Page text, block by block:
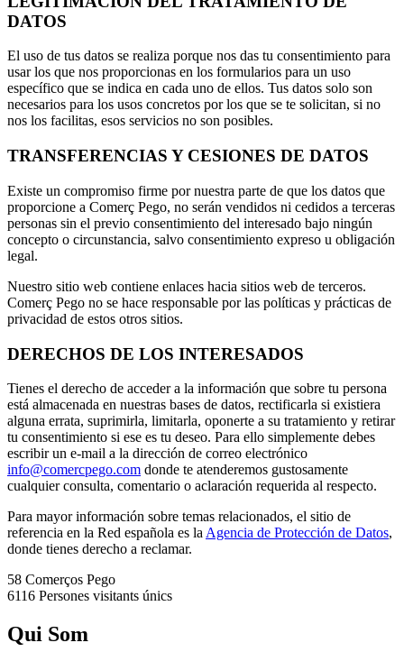
DATOS
El uso de tus datos se realiza porque nos das tu consentimiento para
usar los que nos proporcionas en los formularios para un uso
específico que se indica en cada uno de ellos. Tus datos solo son
necesarios para los usos concretos por los que se te solicitan, si no
nos los facilitas, esos servicios no son posibles.
TRANSFERENCIAS Y CESIONES DE DATOS
Existe un compromiso firme por nuestra parte de que los datos que
proporcione a Comerç Pego, no serán vendidos ni cedidos a terceras
personas sin el previo consentimiento del interesado bajo ningún
concepto o circunstancia, salvo consentimiento expreso u obligación
legal.
Nuestro sitio web contiene enlaces hacia sitios web de terceros.
Comerç Pego no se hace responsable por las políticas y prácticas de
privacidad de estos otros sitios.
DERECHOS DE LOS INTERESADOS
Tienes el derecho de acceder a la información que sobre tu persona
está almacenada en nuestras bases de datos, rectificarla si existiera
alguna errata, suprimirla, limitarla, oponerte a su tratamiento y retirar
tu consentimiento si ese es tu deseo. Para ello simplemente debes
escribir un e-mail a la dirección de correo electrónico
info@comercpego.com donde te atenderemos gustosamente
cualquier consulta, comentario o aclaración requerida al respecto.
Para mayor información sobre temas relacionados, el sitio de
referencia en la Red española es la Agencia de Protección de Datos,
donde tienes derecho a reclamar.
58 Comerços Pego
6116 Persones visitants únics
Qui Som